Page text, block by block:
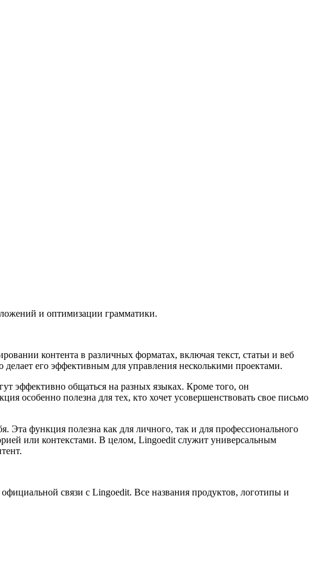
и оптимизации грамматики.
контента в различных форматах, включая текст, статьи и веб
его эффективным для управления несколькими проектами.
эффективно общаться на разных языках. Кроме того, он
особенно полезна для тех, кто хочет усовершенствовать свое письмо
Эта функция полезна как для личного, так и для профессионального
или контекстами. В целом, Lingoedit служит универсальным
связи с Lingoedit. Все названия продуктов, логотипы и